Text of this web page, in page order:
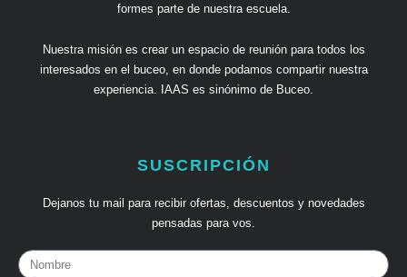
formes parte de nuestra escuela.
Nuestra misión es crear un espacio de reunión para todos los
interesados en el buceo, en donde podamos compartir nuestra
experiencia. IAAS es sinónimo de Buceo.
SUSCRIPCIÓN
Dejanos tu mail para recibir ofertas, descuentos y novedades
pensadas para vos.
Nombre